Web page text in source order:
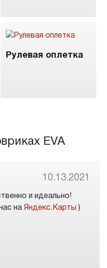
Рулевая оплетка
EVA
10.13.2021
и идеально!
на Яндекс.Карты )